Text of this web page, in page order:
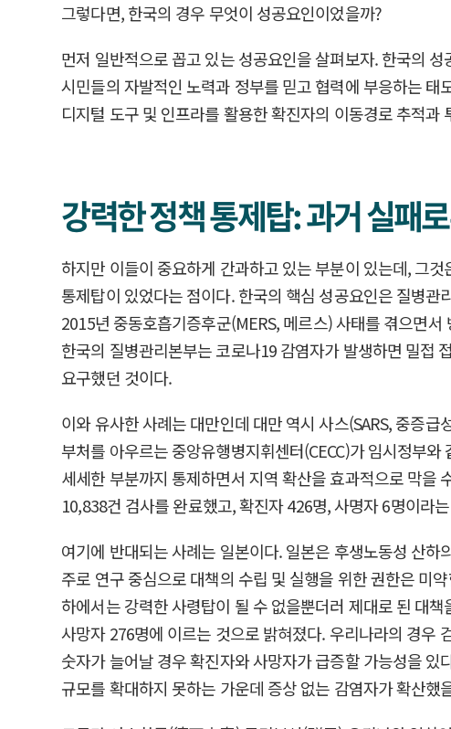
그렇다면, 한국의 경우 무엇이 성공요인이었을까?
먼저 일반적으로 꼽고 있는 성공요인을 살펴보자. 한국의
시민들의 자발적인 노력과 정부를 믿고 협력에 부응하는
디지털 도구 및 인프라를 활용한 확진자의 이동경로 추적
강력한 정책 통제탑: 과거 실패
하지만 이들이 중요하게 간과하고 있는 부분이 있는데, 그
통제탑이 있었다는 점이다. 한국의 핵심 성공요인은 질병
2015년 중동호흡기증후군(MERS, 메르스) 사태를 겪으면
한국의 질병관리본부는 코로나19 감염자가 발생하면 밀접
요구했던 것이다.
이와 유사한 사례는 대만인데 대만 역시 사스(SARS, 중증
부처를 아우르는 중앙유행병지휘센터(CECC)가 임시정부
세세한 부분까지 통제하면서 지역 확산을 효과적으로 막을
10,838건 검사를 완료했고, 확진자 426명, 사명자 6명이라
여기에 반대되는 사례는 일본이다. 일본은 후생노동성 산
주로 연구 중심으로 대책의 수립 및 실행을 위한 권한은 미
하에서는 강력한 사령탑이 될 수 없을뿐더러 제대로 된 대
사망자 276명에 이르는 것으로 밝혀졌다. 우리나라의 경우
숫자가 늘어날 경우 확진자와 사망자가 급증할 가능성을
규모를 확대하지 못하는 가운데 증상 없는 감염자가 확산했